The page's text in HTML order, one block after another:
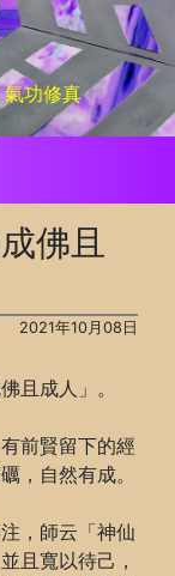
功修真
佛且
2021年10月08日
且成人」。
前賢留下的經
，自然有成。
，師云「神仙
且寬以待己，